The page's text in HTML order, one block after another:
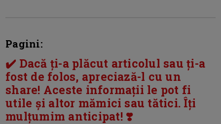
Pagini:
✔️ Dacă ți-a plăcut articolul sau ți-a
fost de folos, apreciază-l cu un
share! Aceste informații le pot fi
utile și altor mămici sau tătici. Îți
mulțumim anticipat! ❣️